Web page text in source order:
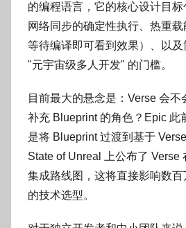
的编程语言，它的核心设计目标
网络同步的确定性执行、热重
等待编译即可看到效果）、以
"元宇宙级多人开发" 的门槛。
目前最大的悬念是：Verse 会
补充 Blueprint 的角色？Epic 此
是将 Blueprint 过渡到基于
State of Unreal 上公布了 Verse
集成路线图，这将直接影响数
的技术选型。